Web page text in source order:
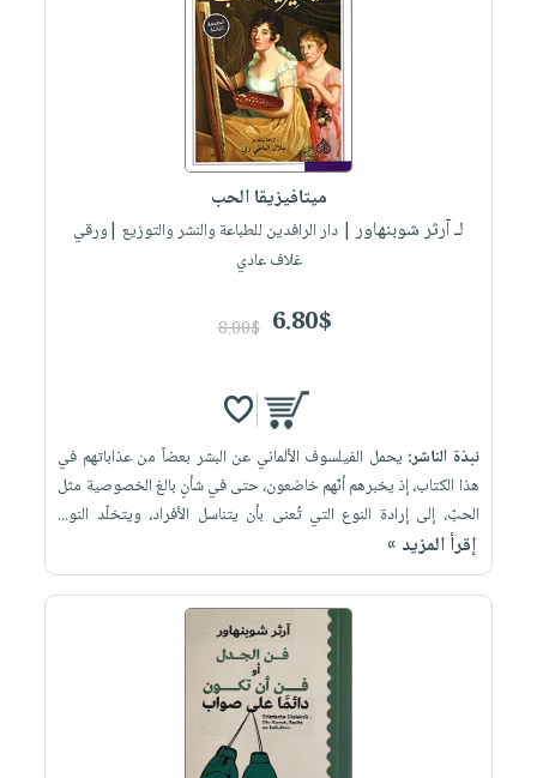
ميتافيزيقا الحب
لـ آرثر شوبنهاور| دار الرافدين للطباعة والنشر والتوزيع |ورقي
غلاف عادي
6.80$
8.00$
نبذة الناشر: يحمل الفيلسوف الألماني عن البشر بعضاً من عذاباتهم في
هذا الكتاب، إذ يخبرهم أنّهم خاضعون، حتى في شأنٍ بالغ الخصوصية مثل
الحبّ، إلى إرادة النوع التي تُعنى بأن يتناسل الأفراد، ويتخلّد النو...
إقرأ المزيد »